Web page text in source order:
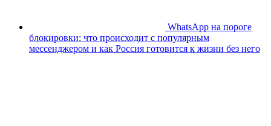
WhatsApp на пороге
блокировки: что происходит с популярным
мессенджером и как Россия готовится к жизни без него